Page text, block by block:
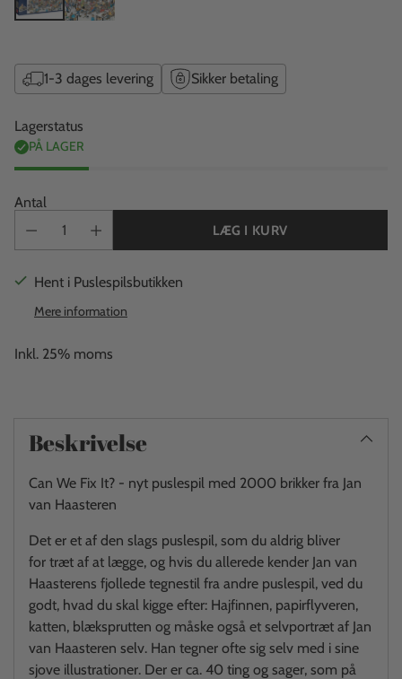
1-3 dages levering Sikker betaling
Lagerstatus
PÅ LAGER
Antal
LÆG I KURV
Hent i Puslespilsbutikken
Mere information
Inkl. 25% moms
Beskrivelse
Can We Fix It? - nyt puslespil med 2000 brikker fra Jan
van Haasteren
Det er et af den slags puslespil, som du aldrig bliver
for træt af at lægge, og hvis du allerede kender Jan van
Haasterens fjollede tegnestil fra andre puslespil, ved du
godt, hvad du skal kigge efter: Hajfinnen, papirflyveren,
katten, blæksprutten og måske også et selvportræt af Jan
van Haasteren selv. Han tegner ofte sig selv med i sine
sjove illustrationer. Der er ca. 40 ting og sager, som på